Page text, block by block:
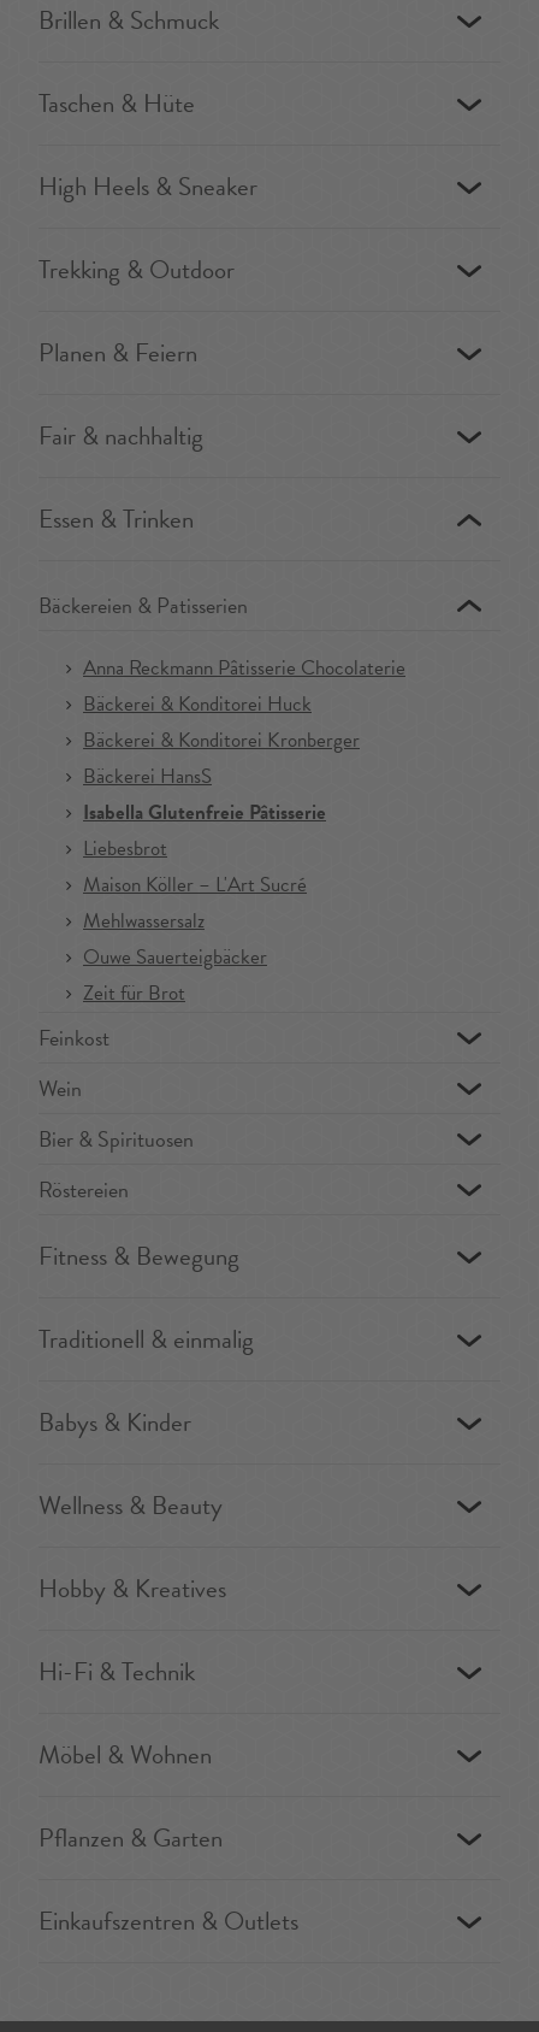
Brillen & Schmuck
Taschen & Hüte
High Heels & Sneaker
Trekking & Outdoor
Planen & Feiern
Fair & nachhaltig
Essen & Trinken
Bäckereien & Patisserien
Anna Reckmann Pâtisserie Chocolaterie
Bäckerei & Konditorei Huck
Bäckerei & Konditorei Kronberger
Bäckerei HansS
Isabella Glutenfreie Pâtisserie
Liebesbrot
Maison Köller – L'Art Sucré
Mehlwassersalz
Ouwe Sauerteigbäcker
Zeit für Brot
Feinkost
Wein
Bier & Spirituosen
Röstereien
Fitness & Bewegung
Traditionell & einmalig
Babys & Kinder
Wellness & Beauty
Hobby & Kreatives
Hi-Fi & Technik
Möbel & Wohnen
Pflanzen & Garten
Einkaufszentren & Outlets